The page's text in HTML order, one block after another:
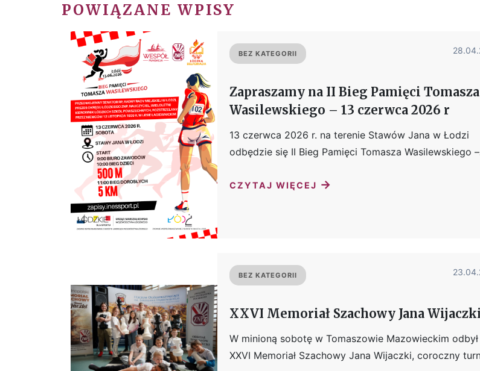
POWIĄZANE WPISY
BEZ KATEGORII
Zapraszamy na II Bieg Pamięci Tomasza
Wasilewskiego – 13 czerwca 2026 r
13 czerwca 2026 r. na terenie Stawów Jana w Łodzi
odbędzie się II Bieg Pamięci Tomasza Wasilewskiego
CZYTAJ WIĘCEJ →
BEZ KATEGORII
XXVI Memoriał Szachowy Jana
W minioną sobotę w Tomaszowie Mazowieckim
XXVI Memoriał Szachowy Jana Wijaczki, coroczny